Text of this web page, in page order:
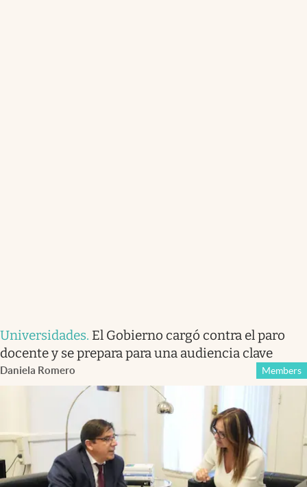
Universidades. El Gobierno cargó contra el paro
docente y se prepara para una audiencia clave
Daniela Romero Members